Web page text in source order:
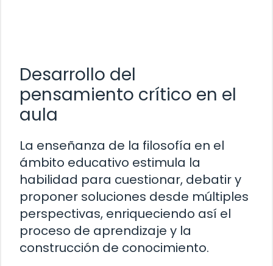
Desarrollo del
pensamiento crítico en el
aula
La enseñanza de la filosofía en el
ámbito educativo estimula la
habilidad para cuestionar, debatir y
proponer soluciones desde múltiples
perspectivas, enriqueciendo así el
proceso de aprendizaje y la
construcción de conocimiento.